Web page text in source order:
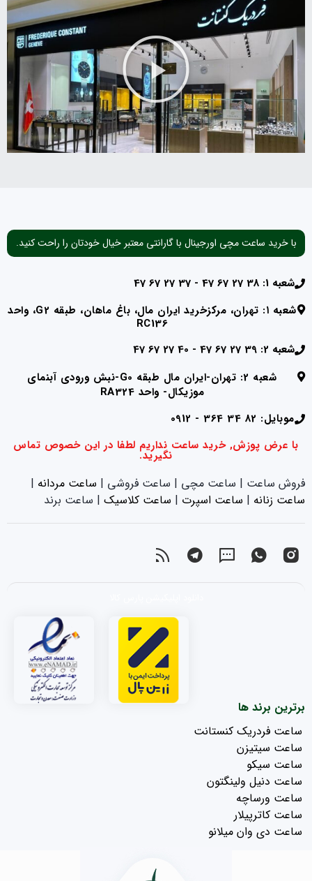
با خرید ساعت مچی اورجینال با گارانتی معتبر خیال خودتان را راحت کنید.
شعبه 1: 38 27 67 47 - 37 27 67 47
شعبه ۱: تهران، مرکزخرید ایران مال، باغ ماهان، طبقه G2، واحد
RC136
شعبه 2: 39 27 67 47 - 40 27 67 47
شعبه 2: تهران-ایران مال طبقه G0-نبش ورودی آبنمای
موزیکال- واحد RA324
موبایل: 82 34 364 - 0912
با عرض پوزش, خرید ساعت نداریم لطفا در این خصوص تماس
نگیرید.
فروش ساعت | ساعت مچی | ساعت فروشی | ساعت مردانه |
ساعت زنانه |‌ ساعت اسپرت |‌ ساعت کلاسیک | ساعت برند
برترین برند ها
ساعت فردریک کنستانت
ساعت سیتیزن
ساعت سیکو
ساعت دنیل ولینگتون
ساعت ورساچه
ساعت کاترپیلار
ساعت دی وان میلانو